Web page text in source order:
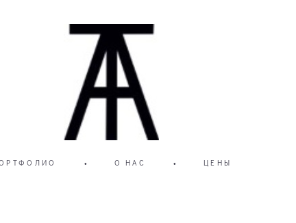
• О НАС • ЦЕНЫ